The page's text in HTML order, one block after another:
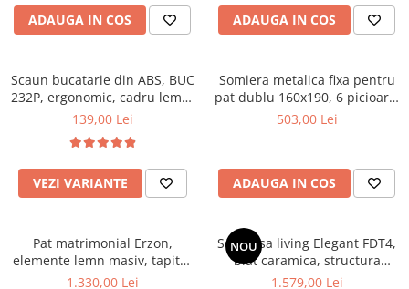
Mobila hol
Pantofare
Seturi mobilier hol
Stender haine
Etajere
Mese gradinita
Scaune gradinita
ADAUGA IN COS ADAUGA IN COS
Scaun bucatarie din ABS, BUC
232P, ergonomic, cadru lemn,
100 kg
139,00 Lei
VEZI VARIANTE
Somiera metalica fixa pentru
pat dublu 160x190, 6 picioare,
30 lamele lemn fag, benzi
503,00 Lei
ADAUGA IN COS
Pat matrimonial Erzon,
elemente lemn masiv, tapitat
cu stofa, cu somiera,140x200
1.330,00 Lei
NOU
Set masa living Elegant FDT4,
blat caramica, structura
metalica, 140x80x75 cm,
1.579,00 Lei